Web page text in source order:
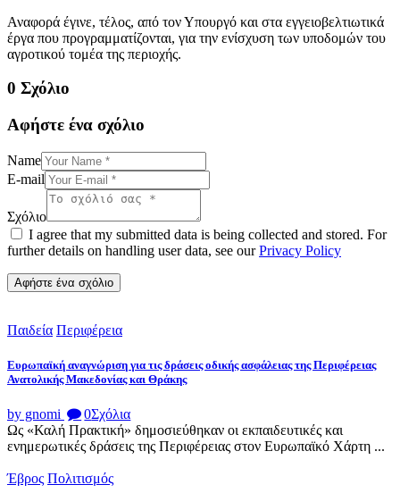
Αναφορά έγινε, τέλος, από τον Υπουργό και στα εγγειοβελτιωτικά
έργα που προγραμματίζονται, για την ενίσχυση των υποδομών του
αγροτικού τομέα της περιοχής.
0 Σχόλιο
Αφήστε ένα σχόλιο
Name
E-mail
Σχόλιο
I agree that my submitted data is being collected and stored. For
further details on handling user data, see ourPrivacy Policy
Παιδεία Περιφέρεια
Ευρωπαϊκή αναγνώριση για τις δράσεις οδικής ασφάλειας της Περιφέρειας
Ανατολικής Μακεδονίας και Θράκης
by gnomi 0Σχόλια
Ως «Καλή Πρακτική» δημοσιεύθηκαν οι εκπαιδευτικές και
ενημερωτικές δράσεις της Περιφέρειας στον Ευρωπαϊκό Χάρτη ...
Έβρος Πολιτισμός